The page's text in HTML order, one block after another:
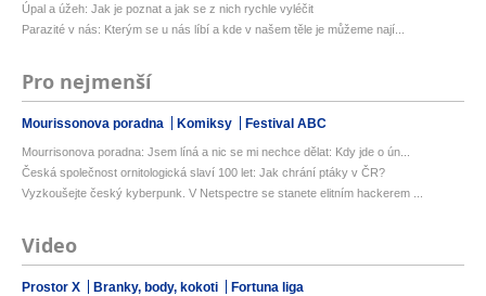
Úpal a úžeh: Jak je poznat a jak se z nich rychle vyléčit
Parazité v nás: Kterým se u nás líbí a kde v našem těle je můžeme nají...
Pro nejmenší
Mourissonova poradna Komiksy Festival ABC
Mourrisonova poradna: Jsem líná a nic se mi nechce dělat: Kdy jde o ún...
Česká společnost ornitologická slaví 100 let: Jak chrání ptáky v ČR?
Vyzkoušejte český kyberpunk. V Netspectre se stanete elitním hackerem ...
Video
Prostor X Branky, body, kokoti Fortuna liga